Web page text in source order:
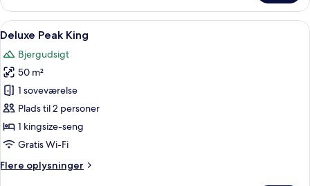
Queen
Queen
Indlæs
alle
billeder
af
Deluxe
Peak
King
Et hotelværelse med en stor seng,
4
Deluxe Peak King
Bjergudsigt
50 m²
1 soveværelse
Plads til 2 personer
1 kingsize-seng
Gratis Wi-Fi
Flere oplysninger
Flere